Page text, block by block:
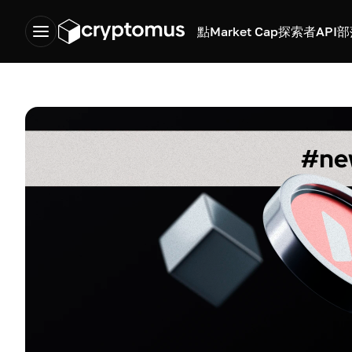
點Market Cap探索者API